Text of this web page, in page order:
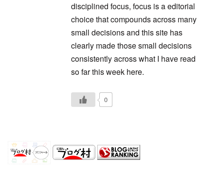
disciplined focus, focus is a editorial
choice that compounds across many
small decisions and this site has
clearly made those small decisions
consistently across what I have read
so far this week here.
0